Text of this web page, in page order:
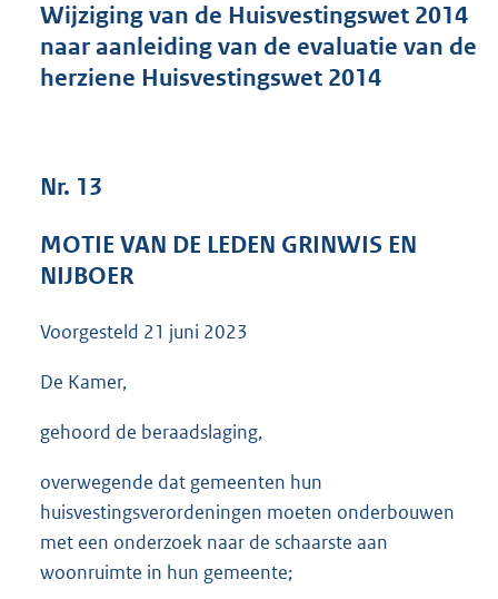
s
g
r
3
Wijziging van de Huisvestingswet 2014
naar aanleiding van de evaluatie van de
herziene Huisvestingswet 2014
Nr. 13
MOTIE VAN DE LEDEN GRINWIS EN
NIJBOER
Voorgesteld 21 juni 2023
De Kamer,
gehoord de beraadslaging,
overwegende dat gemeenten hun
huisvestingsverordeningen moeten onderbouwen
met een onderzoek naar de schaarste aan
woonruimte in hun gemeente;